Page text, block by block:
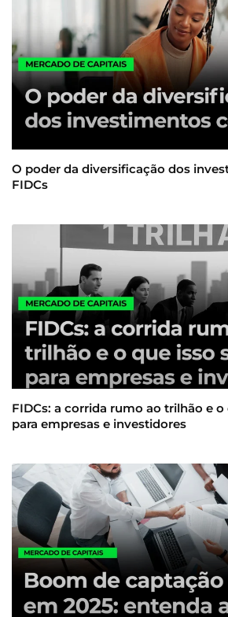
O poder da diversificação dos
FIDCs
FIDCs: a corrida rumo ao trilhão e
para empresas e investidores